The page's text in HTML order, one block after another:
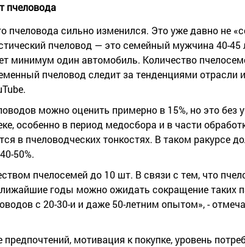
пчеловода
пчеловода сильно изменился. Это уже давно не
пчеловод — это семейный мужчина 40-
минимум один автомобиль. Количество
пчеловод следит за тенденциями отрасли
можно оценить примерно в 15%, но это без
особенно в период медосбора и в части
в пчеловодческих тонкостях. В таком ракурсе
50%.
пчелосемей до 10 шт. В связи с тем, что
годы можно ожидать сокращение таких
с 20-30-и и даже 50-летним опытом», -
мотивация к покупке, уровень